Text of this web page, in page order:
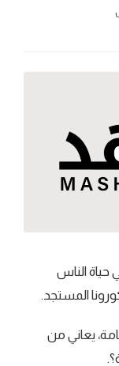
الناس
المستجد.
يعاني من